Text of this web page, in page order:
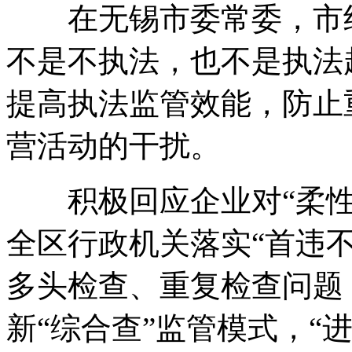
在无锡市委常委，市
不是不执法，也不是执
提高执法监管效能，防
营活动的干扰。
积极回应企业对“柔性
全区行政机关落实“首违
多头检查、重复检查问
新“综合查”监管模式，“